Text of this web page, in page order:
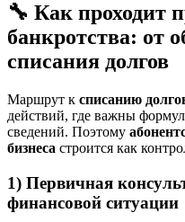
🔧 Как проходит
банкротства: от
списания долгов
Маршрут к списанию
действий, где важны
сведений. Поэтому
бизнеса строится как
1) Первичная
финансовой ситуации